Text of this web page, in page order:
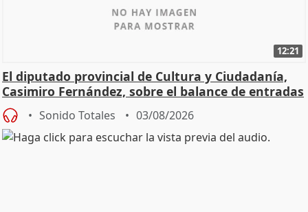
12:21
El diputado provincial de Cultura y Ciudadanía,
Casimiro Fernández, sobre el balance de entradas
Sonido Totales 03/08/2026